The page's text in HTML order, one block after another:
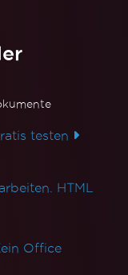
testen
HTML
Office